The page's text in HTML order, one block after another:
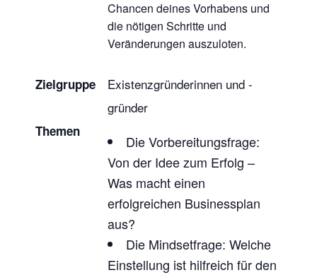
Chancen deines Vorhabens und
die nötigen Schritte und
Veränderungen auszuloten.
Zielgruppe
Existenzgründerinnen und -
gründer
Themen
Die Vorbereitungsfrage:
Von der Idee zum Erfolg –
Was macht einen
erfolgreichen Businessplan
aus?
Die Mindsetfrage: Welche
Einstellung ist hilfreich für den